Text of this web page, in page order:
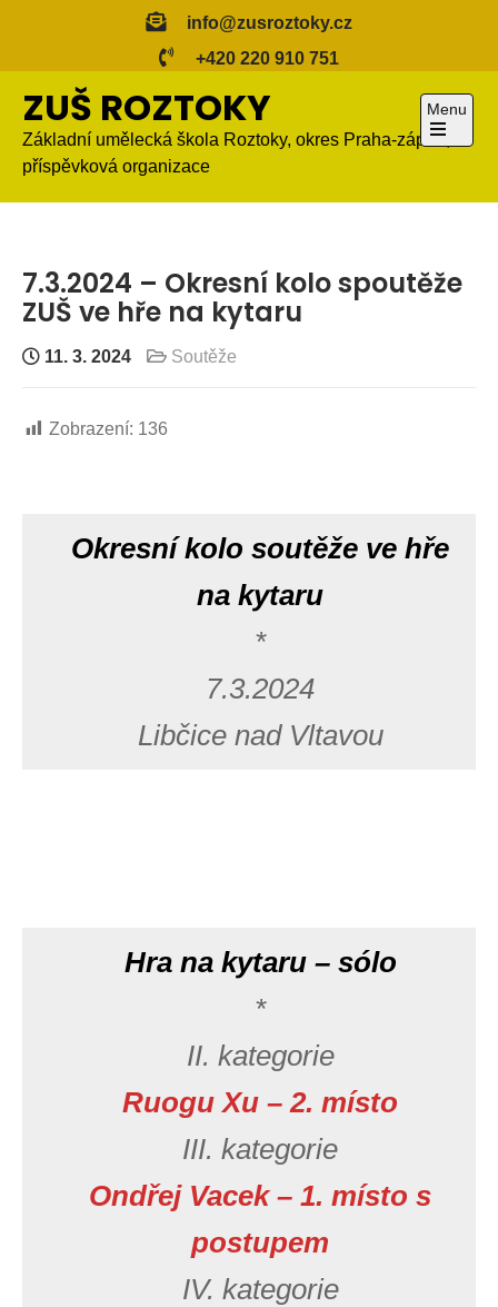
info@zusroztoky.cz
+420 220 910 751
ZUŠ ROZTOKY
Základní umělecká škola Roztoky, okres Praha-západ,
příspěvková organizace
Menu
Open
menu
7.3.2024 – Okresní kolo spoutěže
ZUŠ ve hře na kytaru
11. 3. 2024 Soutěže
Zobrazení: 136
Okresní kolo soutěže ve hře
na kytaru
*
7.3.2024
Libčice nad Vltavou
Hra na kytaru – sólo
*
II. kategorie
Ruogu Xu – 2. místo
III. kategorie
Ondřej Vacek – 1. místo s
postupem
IV. kategorie